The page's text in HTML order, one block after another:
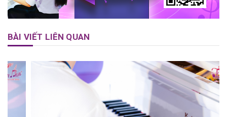
BÀI VIẾT LIÊN QUAN